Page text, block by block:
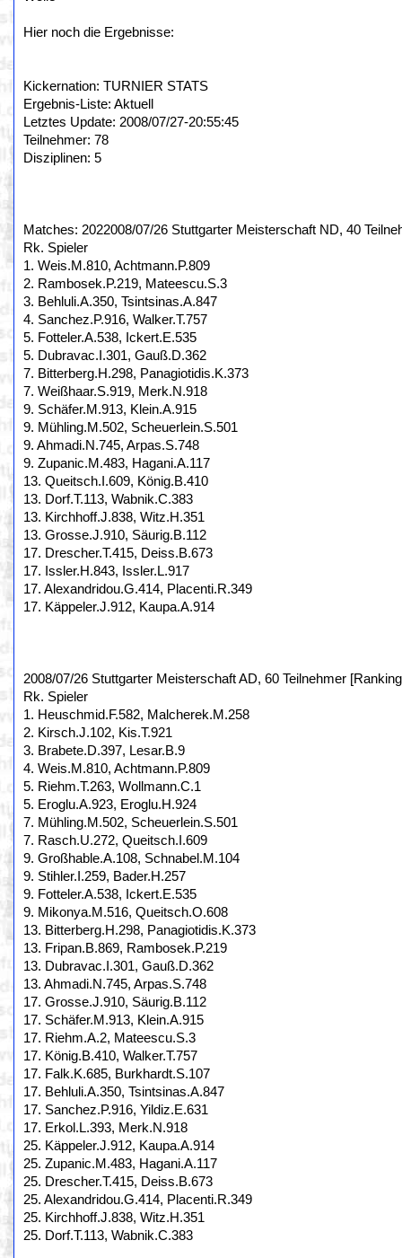
Hier noch die Ergebnisse:
Kickernation: TURNIER STATS
Ergebnis-Liste: Aktuell
Letztes Update: 2008/07/27-20:55:45
Teilnehmer: 78
Disziplinen: 5
Matches: 2022008/07/26 Stuttgarter Meisterschaft ND, 40
Rk. Spieler
1. Weis.M.810, Achtmann.P.809
2. Rambosek.P.219, Mateescu.S.3
3. Behluli.A.350, Tsintsinas.A.847
4. Sanchez.P.916, Walker.T.757
5. Fotteler.A.538, Ickert.E.535
5. Dubravac.I.301, Gauß.D.362
7. Bitterberg.H.298, Panagiotidis.K.373
7. Weißhaar.S.919, Merk.N.918
9. Schäfer.M.913, Klein.A.915
9. Mühling.M.502, Scheuerlein.S.501
9. Ahmadi.N.745, Arpas.S.748
9. Zupanic.M.483, Hagani.A.117
13. Queitsch.I.609, König.B.410
13. Dorf.T.113, Wabnik.C.383
13. Kirchhoff.J.838, Witz.H.351
13. Grosse.J.910, Säurig.B.112
17. Drescher.T.415, Deiss.B.673
17. Issler.H.843, Issler.L.917
17. Alexandridou.G.414, Placenti.R.349
17. Käppeler.J.912, Kaupa.A.914
2008/07/26 Stuttgarter Meisterschaft AD, 60 Teilnehmer
Rk. Spieler
1. Heuschmid.F.582, Malcherek.M.258
2. Kirsch.J.102, Kis.T.921
3. Brabete.D.397, Lesar.B.9
4. Weis.M.810, Achtmann.P.809
5. Riehm.T.263, Wollmann.C.1
5. Eroglu.A.923, Eroglu.H.924
7. Mühling.M.502, Scheuerlein.S.501
7. Rasch.U.272, Queitsch.I.609
9. Großhable.A.108, Schnabel.M.104
9. Stihler.I.259, Bader.H.257
9. Fotteler.A.538, Ickert.E.535
9. Mikonya.M.516, Queitsch.O.608
13. Bitterberg.H.298, Panagiotidis.K.373
13. Fripan.B.869, Rambosek.P.219
13. Dubravac.I.301, Gauß.D.362
13. Ahmadi.N.745, Arpas.S.748
17. Grosse.J.910, Säurig.B.112
17. Schäfer.M.913, Klein.A.915
17. Riehm.A.2, Mateescu.S.3
17. König.B.410, Walker.T.757
17. Falk.K.685, Burkhardt.S.107
17. Behluli.A.350, Tsintsinas.A.847
17. Sanchez.P.916, Yildiz.E.631
17. Erkol.L.393, Merk.N.918
25. Käppeler.J.912, Kaupa.A.914
25. Zupanic.M.483, Hagani.A.117
25. Drescher.T.415, Deiss.B.673
25. Alexandridou.G.414, Placenti.R.349
25. Kirchhoff.J.838, Witz.H.351
25. Dorf.T.113, Wabnik.C.383